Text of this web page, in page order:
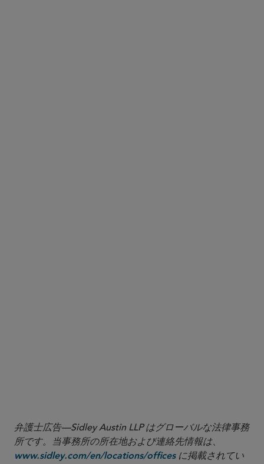
弁護士広告—Sidley Austin LLP はグローバルな法律事務
所です。当事務所の所在地および連絡先情報は、
www.sidley.com/en/locations/officesに掲載されてい